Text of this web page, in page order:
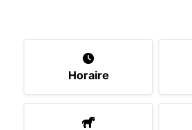
Horaire